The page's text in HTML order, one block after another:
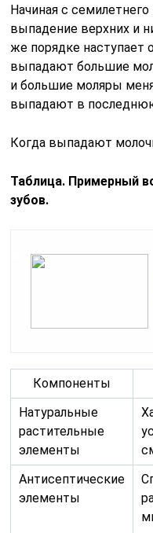
Начиная с
выпадение верхних и
же порядке наступает
выпадают большие
и большие моляры
выпадают в
Когда выпадают
Таблица. Примерный
зубов.
Компоненты
Натуральные
растительные
элементы
Антисептические
элементы